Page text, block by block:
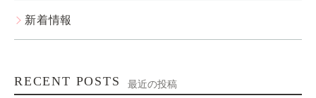
新着情報
RECENT POSTS 最近の投稿